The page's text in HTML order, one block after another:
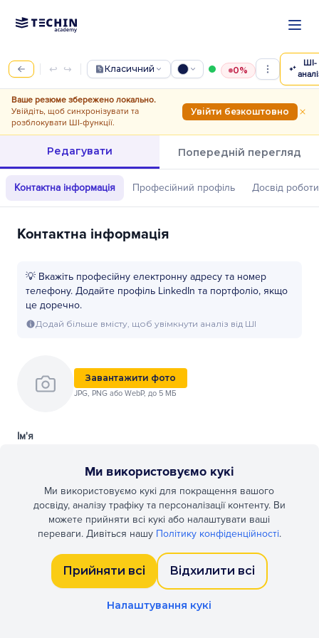
↩ ↪ Класичний 0%
ШІ-
Ваше резюме збережено локально.
Увійдіть, щоб синхронізувати та
розблокувати ШІ-функції.
Увійти безкоштовно
Редагувати Попередній перегляд
Контактна інформація Професійний профіль Досвід роботи
Контактна інформація
💡 Вкажіть професійну електронну адресу та номер
телефону. Додайте профіль LinkedIn та портфоліо, якщо
це доречно.
Додай більше вмісту, щоб увімкнути аналіз від ШІ
Завантажити фото
JPG, PNG або WebP, до 5 МБ
Ім'я
Прізвище
Електронна пошта
Ми використовуємо кукі
Ми використовуємо кукі для покращення вашого
досвіду, аналізу трафіку та персоналізації контенту. Ви
можете прийняти всі кукі або налаштувати ваші
переваги. Дивіться нашу Політику конфіденційності.
Прийняти всі Відхилити всі
Налаштування кукі